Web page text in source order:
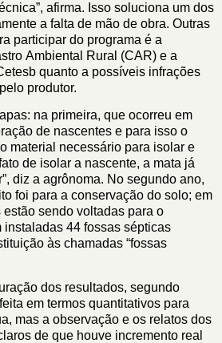
afirma. Isso soluciona um dos
a falta de mão de obra. Outras
participar do programa é a
Ambiental Rural (CAR) e a
quanto a possíveis infrações
produtor.
na primeira, que ocorreu em
de nascentes e para isso o
material necessário para isolar e
de isolar a nascente, a mata já
diz a agrônoma. No segundo ano,
foi para a conservação do solo; em
sendo voltadas para o
instaladas 44 fossas sépticas
às chamadas “fossas
dos resultados, segundo
em termos quantitativos para
mas a observação e os relatos dos
de que houve incremento real